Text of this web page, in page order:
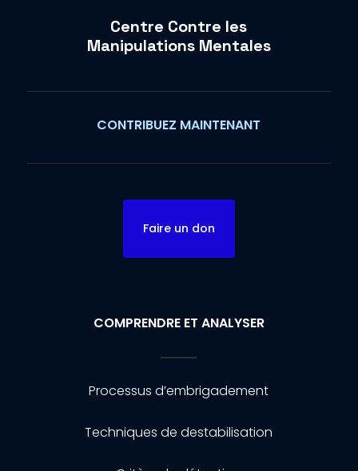
Centre Contre les
Manipulations Mentales
CONTRIBUEZ MAINTENANT
Faire un don
COMPRENDRE ET ANALYSER
Processus d’embrigadement
Techniques de destabilisation